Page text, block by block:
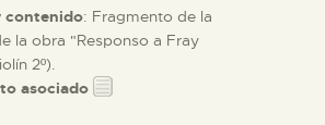
contenido: Fragmento de la
la obra "Responso a Fray
2º).
asociado